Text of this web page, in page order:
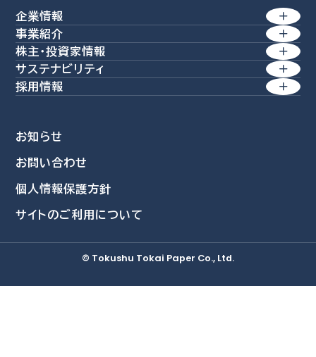
企業情報
トップメッセージ
経営理念 / 行動規範
コーポレート・アイデンティティー
会社概要
沿革
事業所・グループ拠点
事業紹介
製紙事業
産業素材
環境関連事業
資源再活用
株主・投資家情報
経営方針
株式情報
IRライブラリ
個人投資家の皆さまへ
IRカレンダー
IRに関するよくあるご質問
サステナビリティ
方針一覧
ガバナンス
データ集
ESGデータ集
採用情報
社員を知る
新卒採用情報
採用担当者より
募集要項
お知らせ
お問い合わせ
個人情報保護方針
サイトのご利用について
© Tokushu Tokai Paper Co., Ltd.